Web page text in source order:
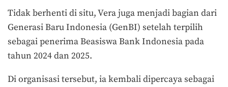
Tidak berhenti di situ, Vera juga menjadi bagian dari
Generasi Baru Indonesia (GenBI) setelah terpilih
sebagai penerima Beasiswa Bank Indonesia pada
tahun 2024 dan 2025.
Di organisasi tersebut, ia kembali dipercaya sebagai